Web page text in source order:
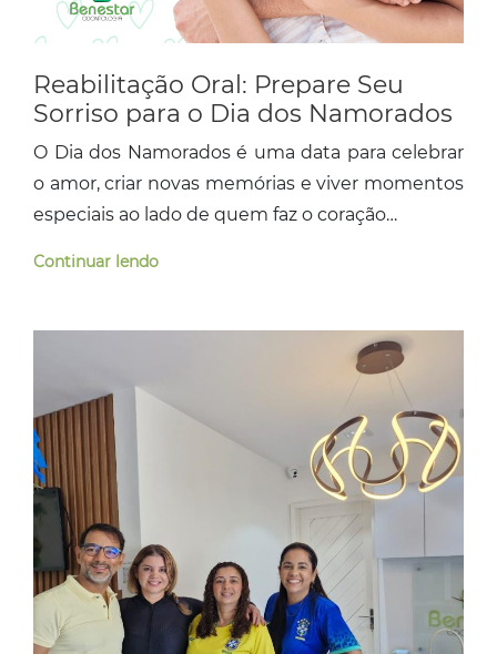
Reabilitação Oral: Prepare Seu
Sorriso para o Dia dos Namorados
O Dia dos Namorados é uma data para celebrar
o amor, criar novas memórias e viver momentos
especiais ao lado de quem faz o coração…
Continuar lendo